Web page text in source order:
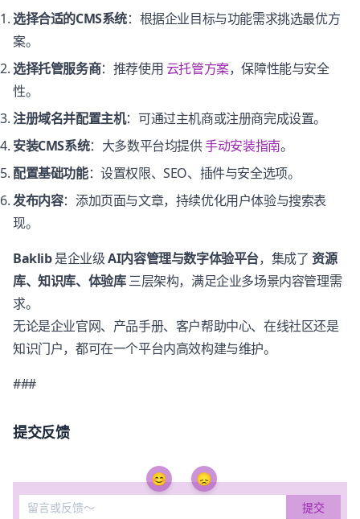
选择合适的CMS系统：根据企业目标与功能需求挑选最优方
案。
选择托管服务商：推荐使用 云托管方案，保障性能与安全
性。
注册域名并配置主机：可通过主机商或注册商完成设置。
安装CMS系统：大多数平台均提供手动安装指南。
配置基础功能：设置权限、SEO、插件与安全选项。
发布内容：添加页面与文章，持续优化用户体验与搜索表
现。
Baklib是企业级AI内容管理与数字体验平台，集成了资源
库、知识库、体验库三层架构，满足企业多场景内容管理需
求。
无论是企业官网、产品手册、客户帮助中心、在线社区还是
知识门户，都可在一个平台内高效构建与维护。
###
提交反馈
😊 😞